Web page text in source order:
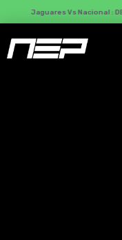
Jaguares Vs Nacional :